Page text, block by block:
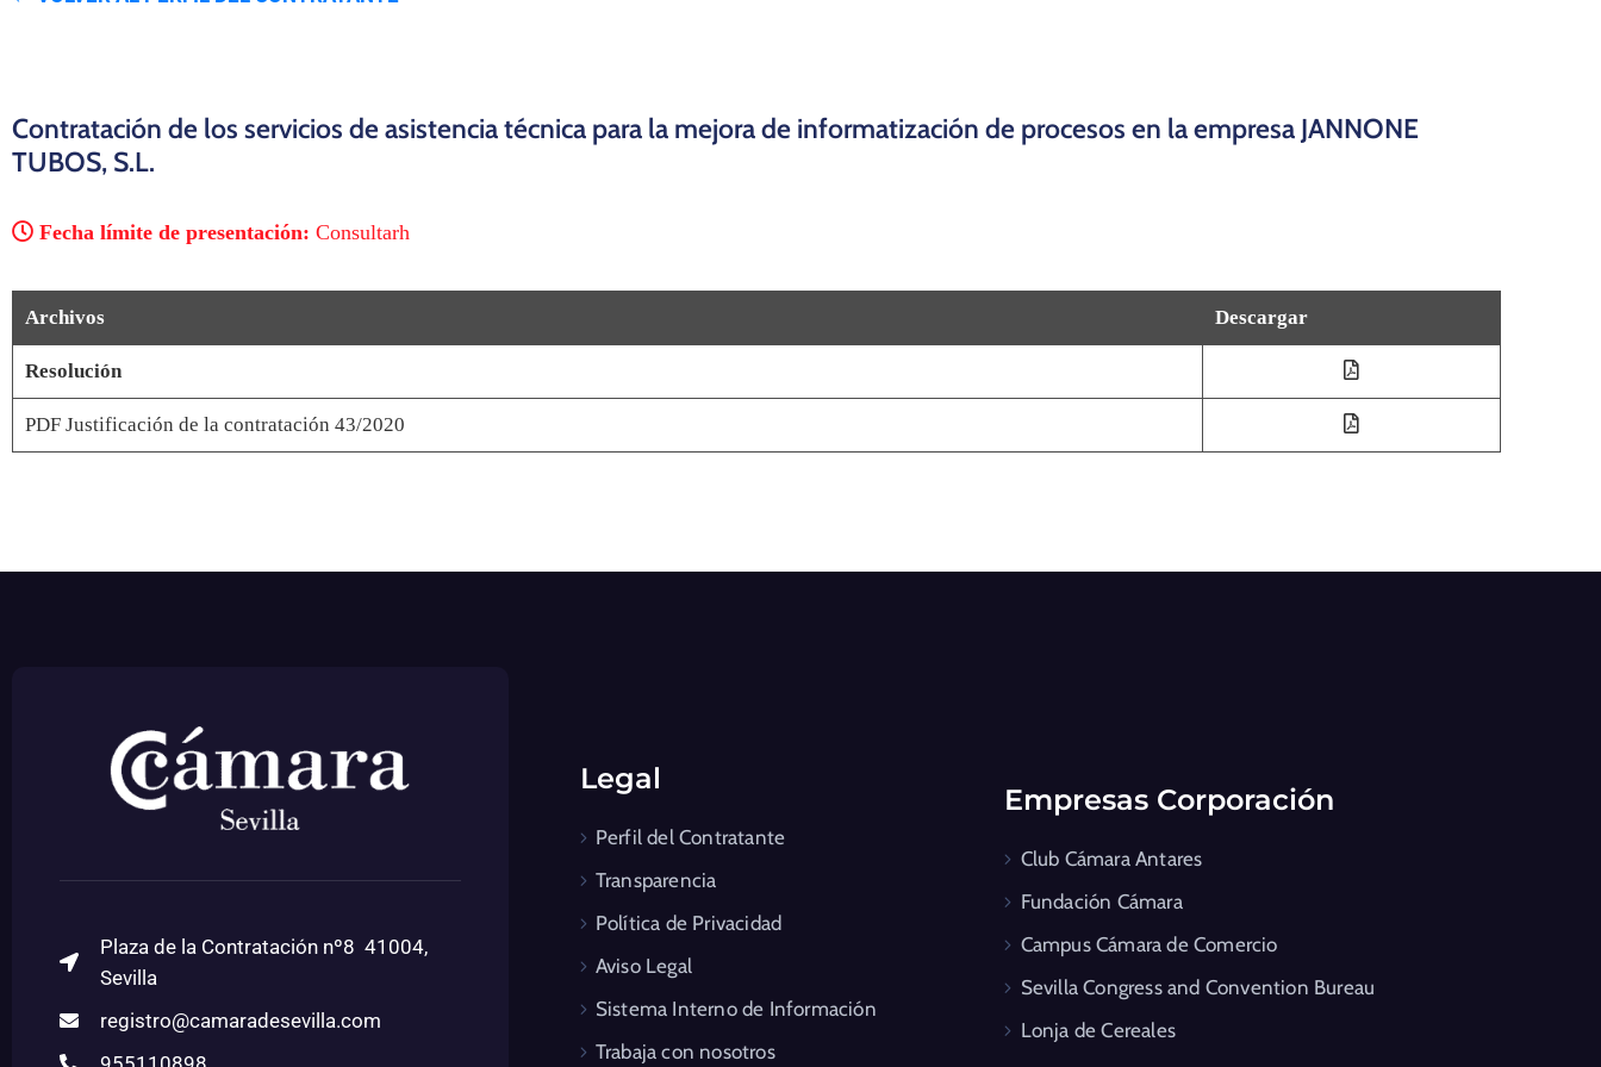
Contratación de los servicios de asistencia técnica para la mejora de informatización de procesos en la empresa JANNONE
TUBOS, S.L.
Fecha límite de presentación: Consultarh
Archivos Descargar
Resolución
PDF Justificación de la contratación 43/2020
Plaza de la Contratación nº8 41004,
Sevilla
registro@camaradesevilla.com
Legal
Perfil del Contratante
Transparencia
Política de Privacidad
Aviso Legal
Sistema Interno de Información
Trabaja con nosotros
Empresas Corporación
Club Cámara Antares
Fundación Cámara
Campus Cámara de Comercio
Sevilla Congress and Convention Bureau
Lonja de Cereales